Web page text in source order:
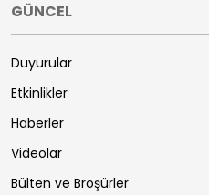
GÜNCEL
Duyurular
Etkinlikler
Haberler
Videolar
Bülten ve Broşürler